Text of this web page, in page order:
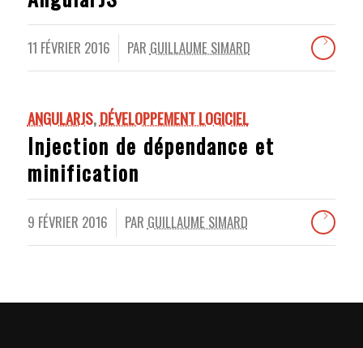
11 FÉVRIER 2016 PAR GUILLAUME SIMARD
ANGULARJS,DÉVELOPPEMENT LOGICIEL
Injection de dépendance et
minification
9 FÉVRIER 2016 PAR GUILLAUME SIMARD